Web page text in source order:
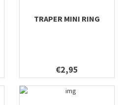
TRAPER MINI RING
€2,95